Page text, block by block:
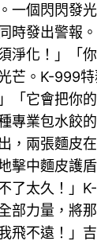
一個閃閃發
時發出警報
淨化！」「
芒。K-999
「它會把你
專業包水餃
，兩張麵皮
擊中麵皮護
了太久！」
部力量，將
飛不遠！」